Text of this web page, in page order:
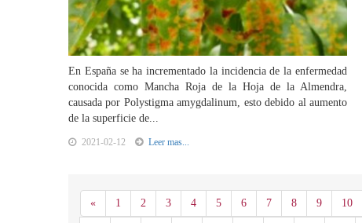
En España se ha incrementado la incidencia de la enfermedad
conocida como Mancha Roja de la Hoja de la Almendra,
causada por Polystigma amygdalinum, esto debido al aumento
de la superficie de...
2021-02-12 Leer mas...
«Anterior
1 2 3 4 5 6 7 8 9 10